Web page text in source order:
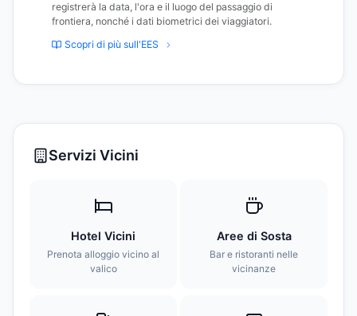
registrerà la data, l'ora e il luogo del passaggio di
frontiera, nonché i dati biometrici dei viaggiatori.
Scopri di più sull'EES
Servizi Vicini
Hotel Vicini
Prenota alloggio vicino al
valico
Aree di Sosta
Bar e ristoranti nelle
vicinanze